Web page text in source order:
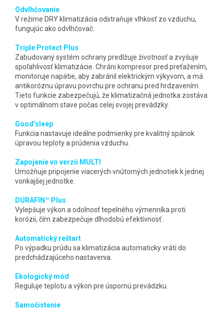
Odvlhčovanie
V režime DRY klimatizácia odstraňuje vlhkosť zo vzduchu,
fungujúc ako odvlhčovač.
Triple Protect Plus
Zabudovaný systém ochrany predlžuje životnosť a zvyšuje
spoľahlivosť klimatizácie. Chráni kompresor pred preťažením,
monitoruje napätie, aby zabránil elektrickým výkyvom, a má
antikoróznu úpravu povrchu pre ochranu pred hrdzavením.
Tieto funkcie zabezpečujú, že klimatizačná jednotka zostáva
v optimálnom stave počas celej svojej prevádzky.
Good’sleep
Funkcia nastavuje ideálne podmienky pre kvalitný spánok
úpravou teploty a prúdenia vzduchu.
Zapojenie vo verzii MULTI
Umožňuje pripojenie viacerých vnútorných jednotiek k jednej
vonkajšej jednotke.
DURAFIN™ Plus
Vylepšuje výkon a odolnosť tepelného výmenníka proti
korózii, čím zabezpečuje dlhodobú efektívnosť.
Automatický reštart
Po výpadku prúdu sa klimatizácia automaticky vráti do
predchádzajúceho nastavenia.
Ekologický mód
Reguluje teplotu a výkon pre úspornú prevádzku.
Samočistenie